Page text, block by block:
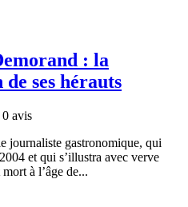
: la
ses hérauts
0 avis
journaliste gastronomique, qui
et qui s’illustra avec verve
à l’âge de...